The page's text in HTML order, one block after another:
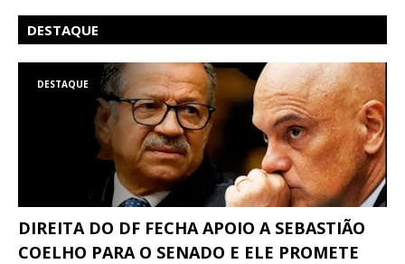
DESTAQUE
DESTAQUE
DIREITA DO DF FECHA APOIO A SEBASTIÃO
COELHO PARA O SENADO E ELE PROMETE